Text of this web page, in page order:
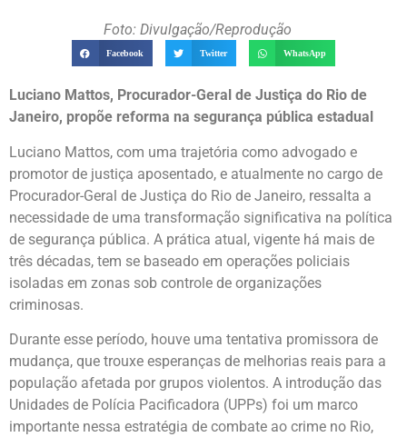
Foto: Divulgação/Reprodução
Facebook Twitter WhatsApp
Luciano Mattos, Procurador-Geral de Justiça do Rio de
Janeiro, propõe reforma na segurança pública estadual
Luciano Mattos, com uma trajetória como advogado e
promotor de justiça aposentado, e atualmente no cargo de
Procurador-Geral de Justiça do Rio de Janeiro, ressalta a
necessidade de uma transformação significativa na política
de segurança pública. A prática atual, vigente há mais de
três décadas, tem se baseado em operações policiais
isoladas em zonas sob controle de organizações
criminosas.
Durante esse período, houve uma tentativa promissora de
mudança, que trouxe esperanças de melhorias reais para a
população afetada por grupos violentos. A introdução das
Unidades de Polícia Pacificadora (UPPs) foi um marco
importante nessa estratégia de combate ao crime no Rio,